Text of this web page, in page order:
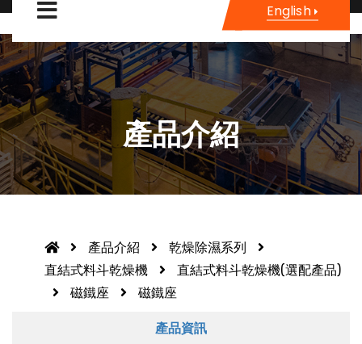
English
產品介紹
產品介紹
乾燥除濕系列
直結式料斗乾燥機
直結式料斗乾燥機(選配產品)
磁鐵座
磁鐵座
產品資訊